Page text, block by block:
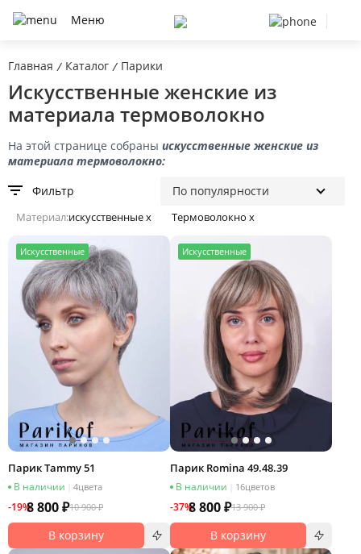
Меню
Главная / Каталог / Парики
Искусственные женские из
материала термоволокно
На этой странице собраны искусственные женские из
материала термоволокно:
Фильтр
Материал:искусственные x Термоволокно x
Искусственные
Парик Tammy 51
В наличии 4цвета
-19%8 800 ₽10 900 ₽
В корзину
Искусственные
Парик Romina 49.48.39
В наличии 16цветов
-37%8 800 ₽13 900 ₽
В корзину